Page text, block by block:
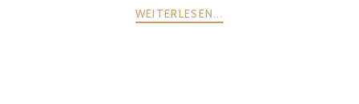
WEITERLESEN...